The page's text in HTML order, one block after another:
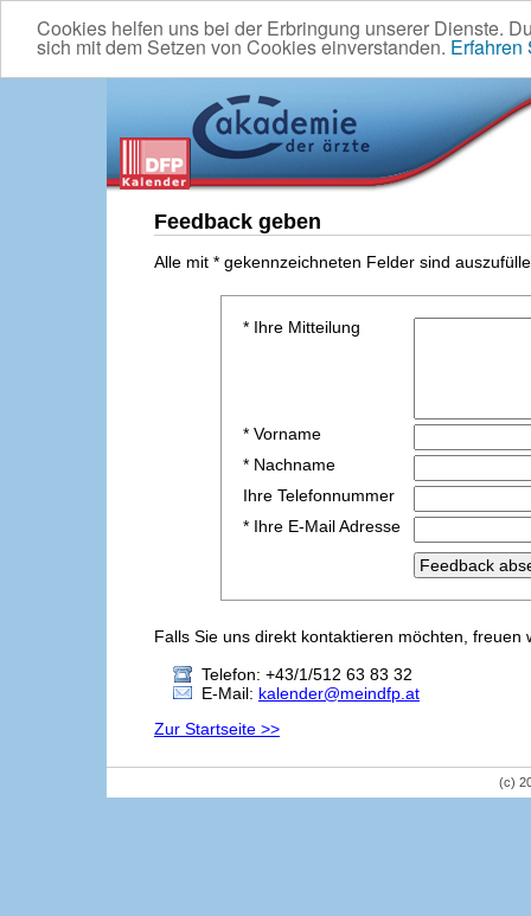
Cookies helfen uns bei der Erbringung unserer Dienste.
sich mit dem Setzen von Cookies einverstanden. Erfahren
Feedback geben
Alle mit * gekennzeichneten Felder sind
* Ihre Mitteilung
* Vorname
* Nachname
Ihre Telefonnummer
* Ihre E-Mail Adresse
Falls Sie uns direkt kontaktieren möchten,
Telefon: +43/1/512 63 83 32
E-Mail: kalender@meindfp.at
Zur Startseite >>
(c)